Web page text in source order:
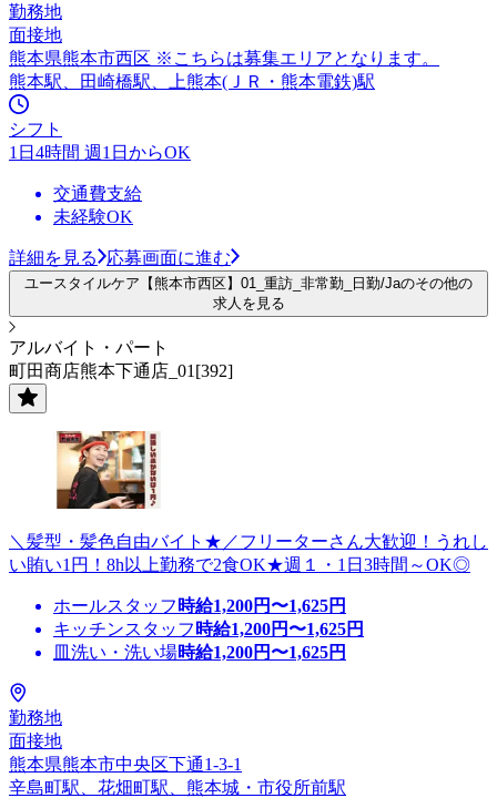
勤務地
面接地
熊本県熊本市西区 ※こちらは募集エリアとなります。
熊本駅、田崎橋駅、上熊本(ＪＲ・熊本電鉄)駅
シフト
1日4時間 週1日からOK
交通費支給
未経験OK
詳細を見る 応募画面に進む
ユースタイルケア【熊本市西区】01_重訪_非常勤_日勤/Jaのその他の
求人を見る
アルバイト・パート
町田商店熊本下通店_01[392]
＼髪型・髪色自由バイト★／フリーターさん大歓迎！うれし
い賄い1円！8h以上勤務で2食OK★週１・1日3時間～OK◎
ホールスタッフ 時給1,200円〜1,625円
キッチンスタッフ 時給1,200円〜1,625円
皿洗い・洗い場時給1,200円〜1,625円
勤務地
面接地
熊本県熊本市中央区下通1-3-1
辛島町駅、花畑町駅、熊本城・市役所前駅